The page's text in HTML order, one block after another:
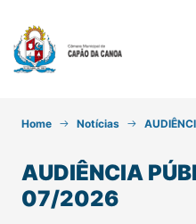
Home Notícias
AUDIÊNCIA
07/2026